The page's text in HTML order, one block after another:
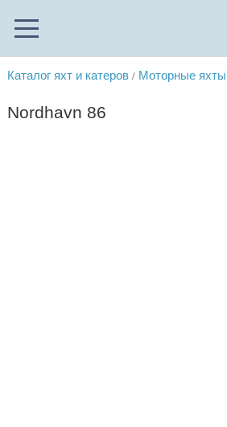
Каталог яхт и катеров / Моторные яхты
Nordhavn 86